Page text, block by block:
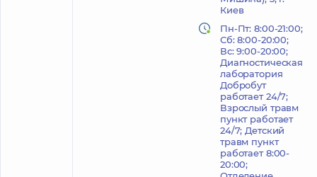
Киев
Пн-Пт: 8:00-21:00;
Сб: 8:00-20:00;
Вс: 9:00-20:00;
Диагностическая
лаборатория
Добробут
работает 24/7;
Взрослый травм
пункт работает
24/7; Детский
травм пункт
работает 8:00-
20:00;